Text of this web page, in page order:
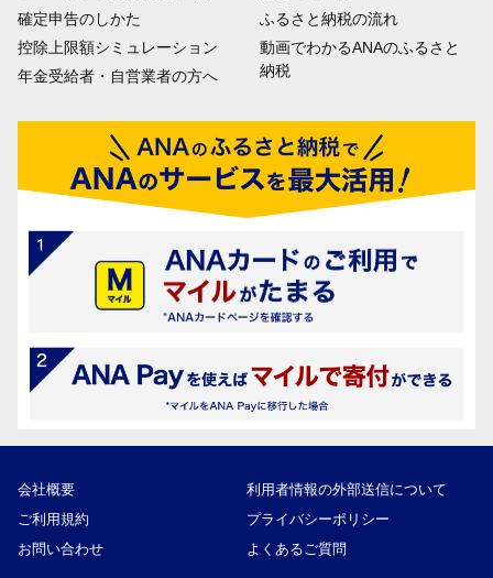
確定申告のしかた
控除上限額シミュレーション
年金受給者・自営業者の方へ
ふるさと納税の流れ
動画でわかるANAのふるさと
納税
会社概要
利用者情報の外部送信について
ご利用規約
プライバシーポリシー
お問い合わせ
よくあるご質問